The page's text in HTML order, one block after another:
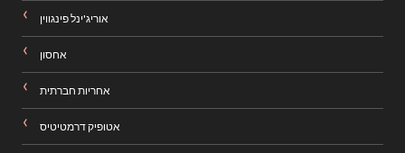
אוריג'ינל פינגווין
אחסון
אחריות חברתית
אטופיק דרמטיטיס